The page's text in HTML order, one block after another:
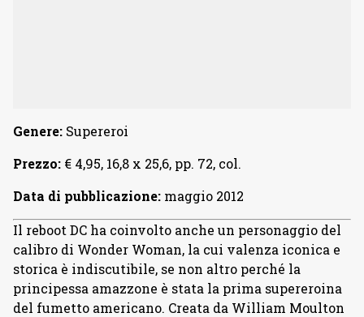
Genere: Supereroi
Prezzo: € 4,95, 16,8 x 25,6, pp. 72, col.
Data di pubblicazione: maggio 2012
Il reboot DC ha coinvolto anche un personaggio del
calibro di Wonder Woman, la cui valenza iconica e
storica è indiscutibile, se non altro perché la
principessa amazzone è stata la prima supereroina
del fumetto americano. Creata da William Moulton